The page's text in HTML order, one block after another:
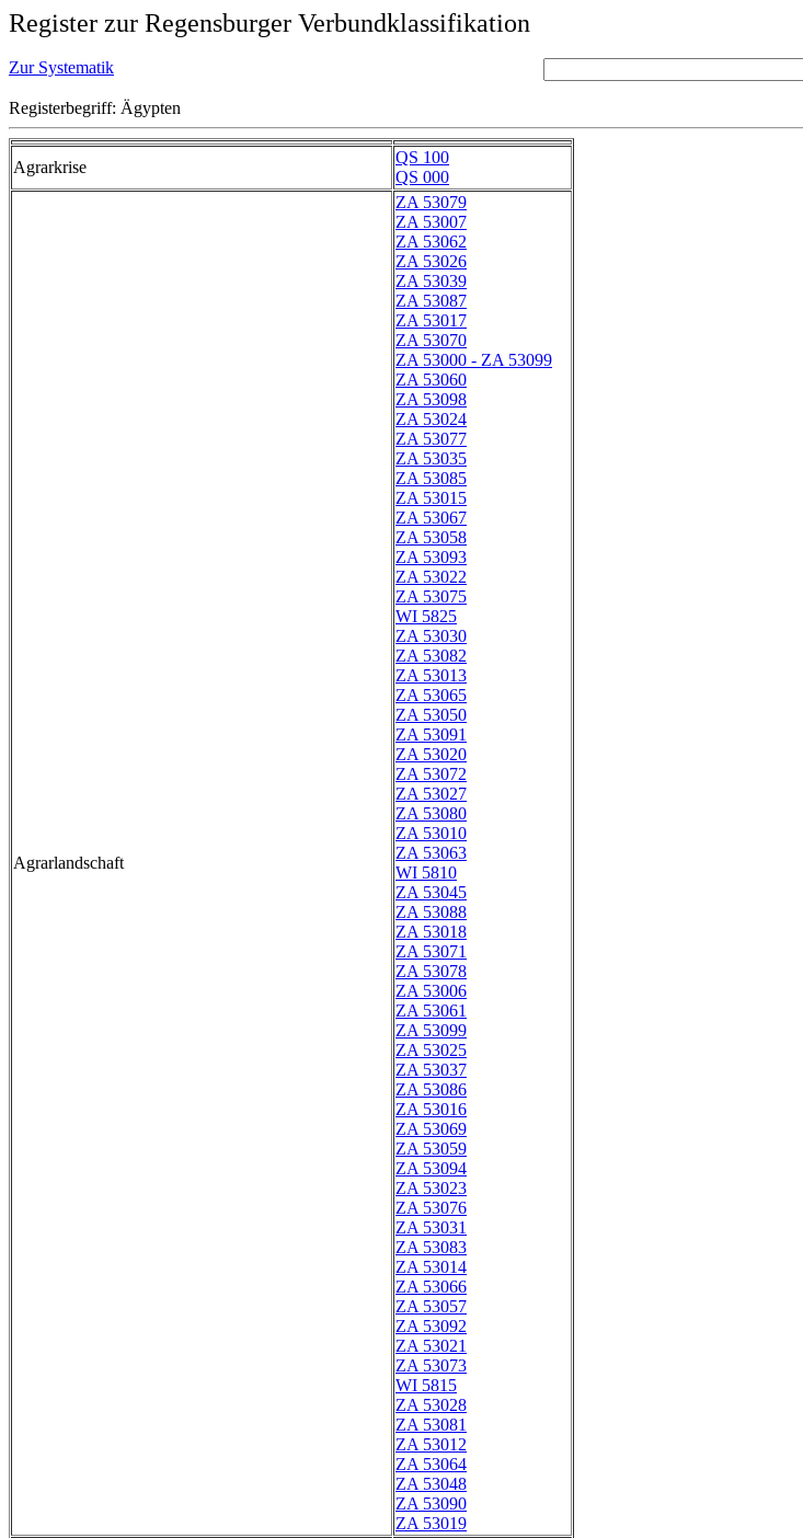
Register zur Regensburger Verbundklassifikation
Zur Systematik
Registerbegriff: Ägypten
Agrarkrise
QS 100
QS 000
Agrarlandschaft
ZA 53079
ZA 53007
ZA 53062
ZA 53026
ZA 53039
ZA 53087
ZA 53017
ZA 53070
ZA 53000 - ZA 53099
ZA 53060
ZA 53098
ZA 53024
ZA 53077
ZA 53035
ZA 53085
ZA 53015
ZA 53067
ZA 53058
ZA 53093
ZA 53022
ZA 53075
WI 5825
ZA 53030
ZA 53082
ZA 53013
ZA 53065
ZA 53050
ZA 53091
ZA 53020
ZA 53072
ZA 53027
ZA 53080
ZA 53010
ZA 53063
WI 5810
ZA 53045
ZA 53088
ZA 53018
ZA 53071
ZA 53078
ZA 53006
ZA 53061
ZA 53099
ZA 53025
ZA 53037
ZA 53086
ZA 53016
ZA 53069
ZA 53059
ZA 53094
ZA 53023
ZA 53076
ZA 53031
ZA 53083
ZA 53014
ZA 53066
ZA 53057
ZA 53092
ZA 53021
ZA 53073
WI 5815
ZA 53028
ZA 53081
ZA 53012
ZA 53064
ZA 53048
ZA 53090
ZA 53019